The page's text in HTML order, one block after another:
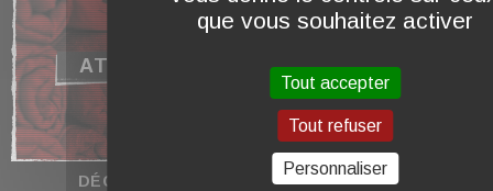
ATELIER
DÉCOUVRIR
F.A.Q
DÉCOUVRIR
que vous souhaitez activer
Tout accepter
Tout refuser
Personnaliser